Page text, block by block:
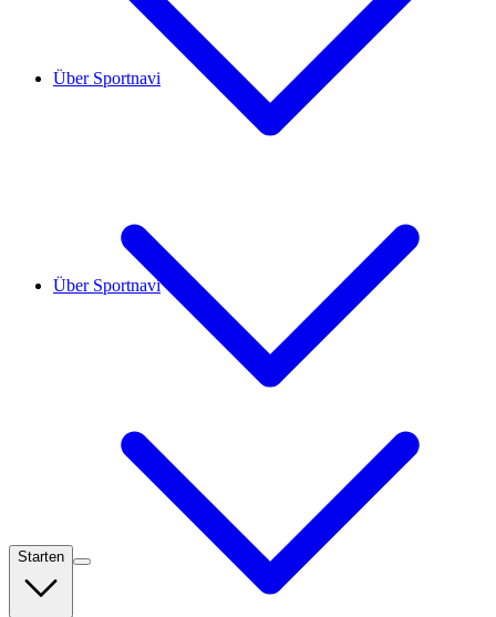
Über Sportnavi
Starten
Über Sportnavi